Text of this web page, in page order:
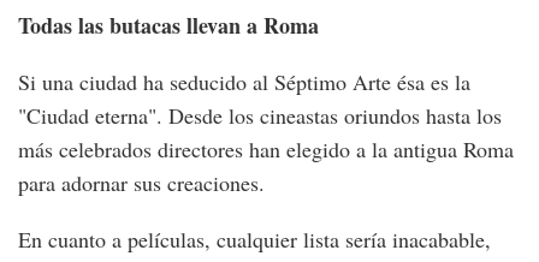
Todas las butacas llevan a Roma
Si una ciudad ha seducido al Séptimo Arte ésa es la
"Ciudad eterna". Desde los cineastas oriundos hasta los
más celebrados directores han elegido a la antigua Roma
para adornar sus creaciones.
En cuanto a películas, cualquier lista sería inacabable,